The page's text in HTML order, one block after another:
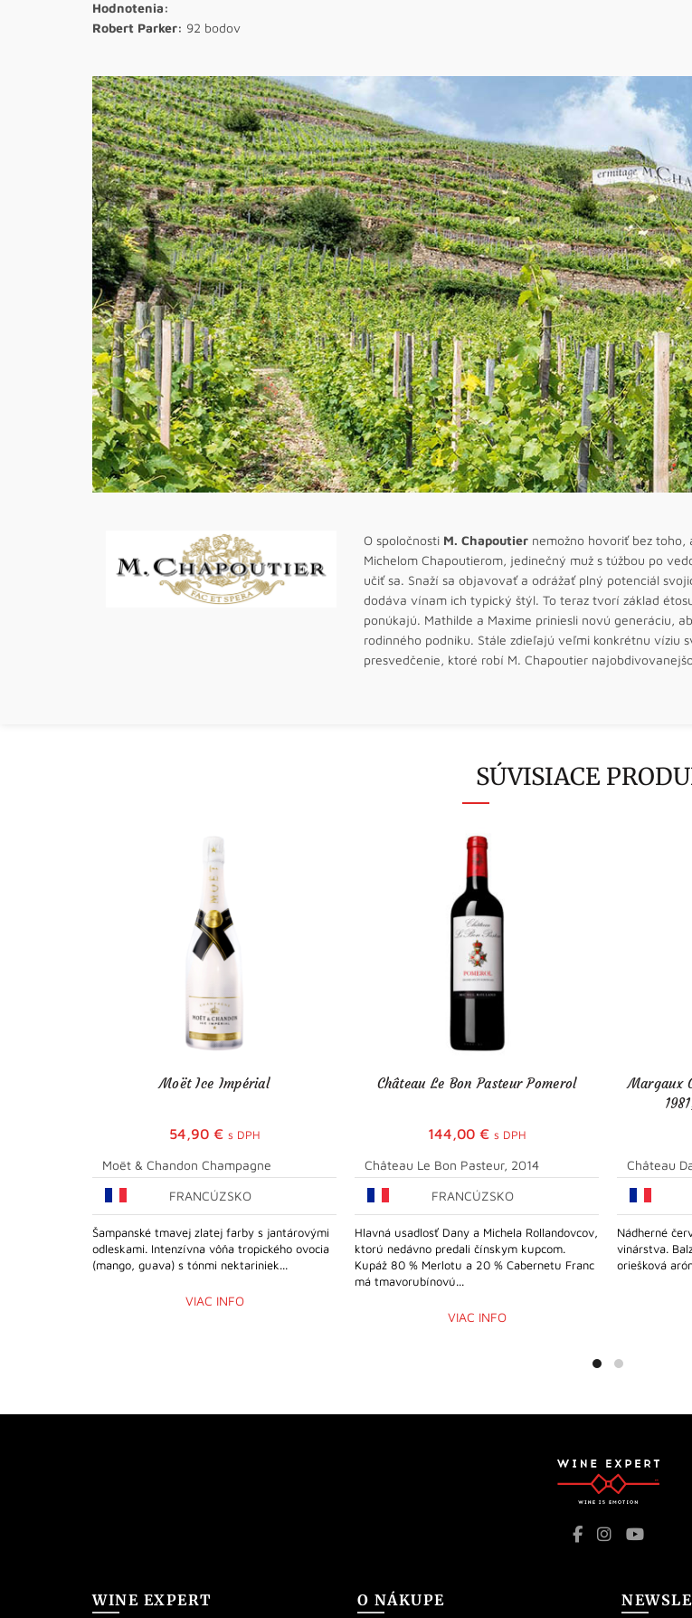
Hodnotenia:
Robert Parker: 92 bodov
O spoločnosti M. Chapoutier nemožno hovoriť bez toho,
Michelom Chapoutierom, jedinečný muž s túžbou po
učiť sa. Snaží sa objavovať a odrážať plný potenciál
dodáva vínam ich typický štýl. To teraz tvorí základ
ponúkajú. Mathilde a Maxime priniesli novú generáciu,
rodinného podniku. Stále zdieľajú veľmi konkrétnu víziu
presvedčenie, ktoré robí M. Chapoutier
SÚVISIACE
Moët Ice Impérial
54,90 € s DPH
Moët & Chandon Champagne
FRANCÚZSKO
Šampanské tmavej zlatej farby s jantárovými
odleskami. Intenzívna vôňa tropického ovocia
(mango, guava) s tónmi nektariniek...
VIAC INFO
Château Le Bon Pasteur Pomerol
144,00 € s DPH
Château Le Bon Pasteur, 2014
FRANCÚZSKO
Hlavná usadlosť Dany a Michela Rollandovcov,
ktorú nedávno predali čínskym kupcom.
Kupáž 80 % Merlotu a 20 % Cabernetu Franc
má tmavorubínovú...
VIAC INFO
Margaux
Château
Nádherné
vinárstva.
oriešková
WINE EXPERT O NÁKUPE